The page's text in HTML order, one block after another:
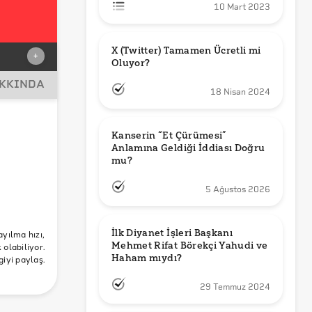
+
hızı,
olabiliyor.
paylaş.
10 Mart 2023
X (Twitter) Tamamen Ücretli mi
Oluyor?
18 Nisan 2024
Kanserin “Et Çürümesi”
Anlamına Geldiği İddiası Doğru
mu?
5 Ağustos 2026
İlk Diyanet İşleri Başkanı
Mehmet Rifat Börekçi Yahudi ve
Haham mıydı?
29 Temmuz 2024